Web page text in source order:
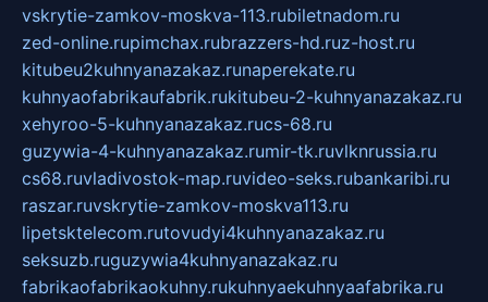
vskrytie-zamkov-moskva-113.rubiletnadom.ru
zed-online.rupimchax.rubrazzers-hd.ruz-host.ru
kitubeu2kuhnyanazakaz.runaperekate.ru
kuhnyaofabrikaufabrik.rukitubeu-2-kuhnyanazakaz.ru
xehyroo-5-kuhnyanazakaz.rucs-68.ru
guzywia-4-kuhnyanazakaz.rumir-tk.ruvlknrussia.ru
cs68.ruvladivostok-map.ruvideo-seks.rubankaribi.ru
raszar.ruvskrytie-zamkov-moskva113.ru
lipetsktelecom.rutovudyi4kuhnyanazakaz.ru
seksuzb.ruguzywia4kuhnyanazakaz.ru
fabrikaofabrikaokuhny.rukuhnyaekuhnyaafabrika.ru